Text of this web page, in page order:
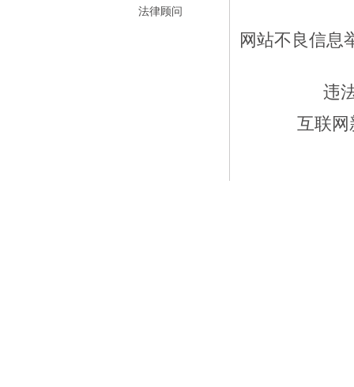
法律顾问
网站不良信息
违
互联网